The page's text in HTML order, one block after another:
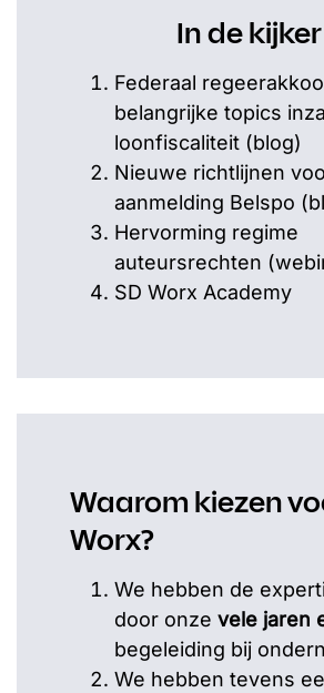
In de kijker
Federaal
belangrijke topics
loonfiscaliteit (blog)
Nieuwe richtlijnen
aanmelding Belspo
Hervorming regime
auteursrechten
SD Worx Academy
Waarom kiezen
Worx?
We hebben de
door onze vele jaren
begeleiding bij
We hebben tevens